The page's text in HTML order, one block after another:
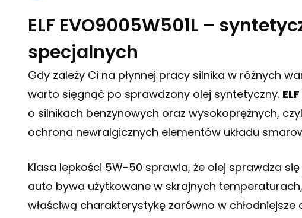
ELF EVO9005W501L –
specjalnych
Gdy zależy Ci na płynnej pracy silnika w różnych
warto sięgnąć po sprawdzony olej syntetyczny.
o silnikach benzynowych oraz wysokoprężnych,
ochrona newralgicznych elementów układu
Klasa lepkości 5W-50 sprawia, że olej sprawdza się
auto bywa użytkowane w skrajnych
właściwą charakterystykę zarówno w